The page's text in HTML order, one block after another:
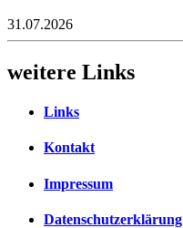
31.07.2026
weitere Links
Links
Kontakt
Impressum
Datenschutzerklärung